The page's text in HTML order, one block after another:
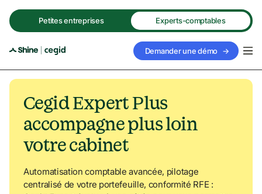
Petites entreprises Experts-comptables
Demander une démo →
Cegid Expert Plus
accompagne plus loin
votre cabinet
Automatisation comptable avancée, pilotage
centralisé de votre portefeuille, conformité RFE :